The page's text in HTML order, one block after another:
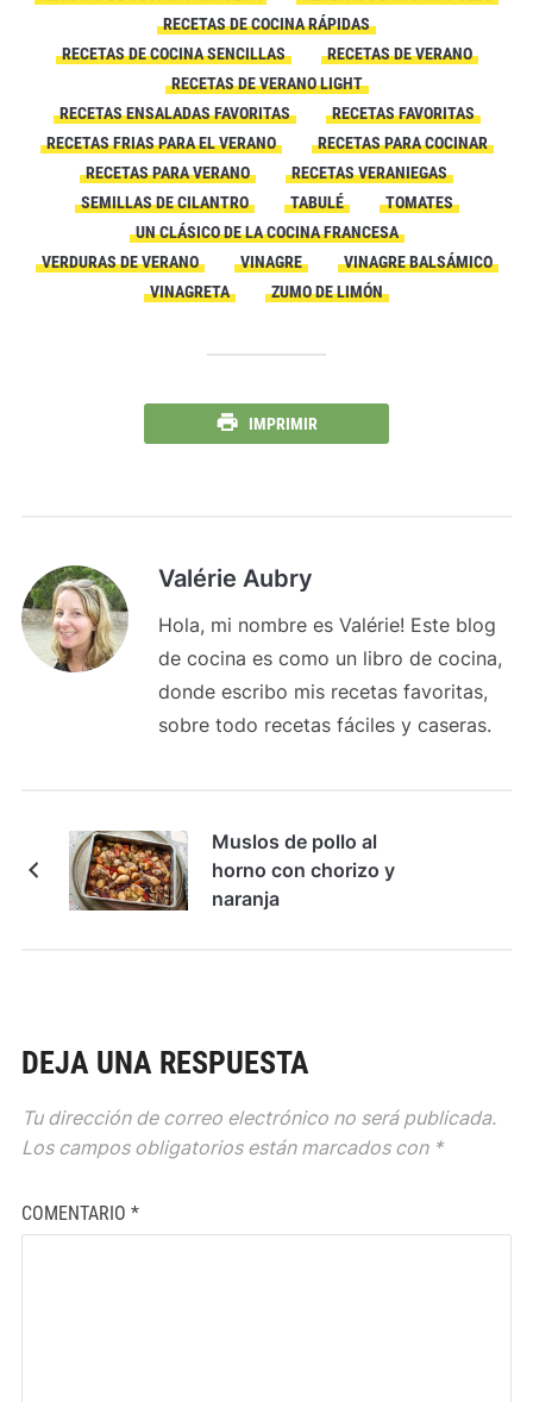
RECETAS DE COCINA RÁPIDAS
RECETAS DE COCINA SENCILLAS
RECETAS DE VERANO
RECETAS DE VERANO LIGHT
RECETAS ENSALADAS FAVORITAS
RECETAS FAVORITAS
RECETAS FRIAS PARA EL VERANO
RECETAS PARA COCINAR
RECETAS PARA VERANO
RECETAS VERANIEGAS
SEMILLAS DE CILANTRO
TABULÉ
TOMATES
UN CLÁSICO DE LA COCINA FRANCESA
VERDURAS DE VERANO
VINAGRE
VINAGRE BALSÁMICO
VINAGRETA
ZUMO DE LIMÓN
IMPRIMIR
Valérie Aubry
Hola, mi nombre es Valérie! Este blog
de cocina es como un libro de cocina,
donde escribo mis recetas favoritas,
sobre todo recetas fáciles y caseras.
Muslos de pollo al
horno con chorizo y
naranja
DEJA UNA RESPUESTA
Tu dirección de correo electrónico no será publicada.
Los campos obligatorios están marcados con *
COMENTARIO *